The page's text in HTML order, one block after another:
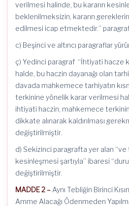
verilmesi halinde, bu kararın
beklenilmeksizin, kararın
edilmesi icap etmektedir.”
c) Beşinci ve altıncı paragraflar
ç) Yedinci paragraf “İhtiyati hacze
halde, bu haczin dayanağı olan
davada mahkemece tarhiyatın
terkinine yönelik karar verilmesi
ihtiyati haczin, mahkemece
dikkate alınarak kaldırılması
değiştirilmiştir.
d) Sekizinci paragrafta yer alan “ve
kesinleşmesi şartıyla” ibaresi
değiştirilmiştir.
MADDE 2 – Aynı Tebliğin Birinci
Amme Alacağı Ödenmeden